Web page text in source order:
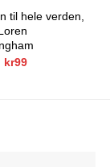
til hele verden,
Opprinnelig
kr99Nåværende